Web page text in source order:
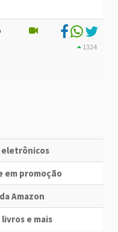
1324
eletrônicos
em promoção
Amazon
e mais